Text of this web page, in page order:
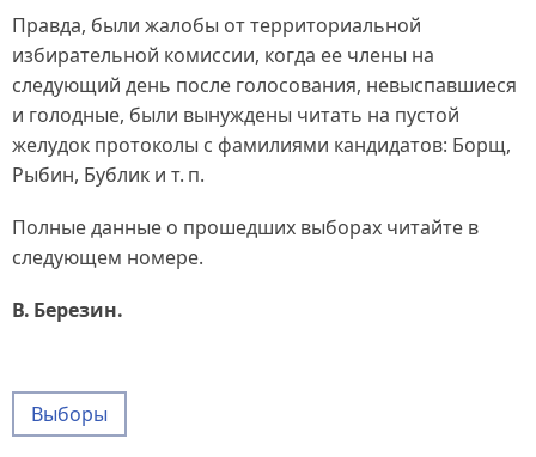
Правда, были жалобы от территориальной
избирательной комиссии, когда ее члены на
следующий день после голосования, невыспавшиеся
и голодные, были вынуждены читать на пустой
желудок протоколы с фамилиями кандидатов: Борщ,
Рыбин, Бублик и т. п.
Полные данные о прошедших выборах читайте в
следующем номере.
В. Березин.
Выборы